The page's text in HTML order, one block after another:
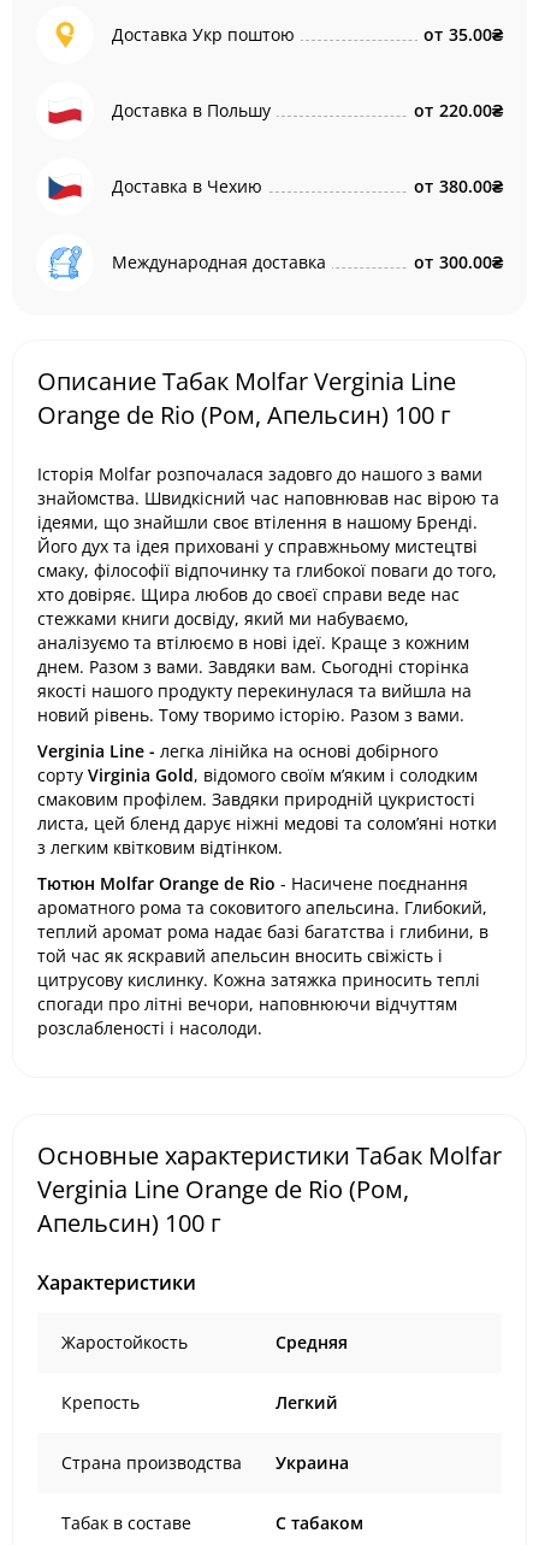
Доставка Укр поштою от 35.00₴
Доставка в Польшу от 220.00₴
Доставка в Чехию от 380.00₴
Международная доставка от 300.00₴
Описание Табак Molfar Verginia Line
Orange de Rio (Ром, Апельсин) 100 г
Історія Molfar розпочалася задовго до нашого з вами
знайомства. Швидкісний час наповнював нас вірою та
ідеями, що знайшли своє втілення в нашому Бренді.
Його дух та ідея приховані у справжньому мистецтві
смаку, філософії відпочинку та глибокої поваги до того,
хто довіряє. Щира любов до своєї справи веде нас
стежками книги досвіду, який ми набуваємо,
аналізуємо та втілюємо в нові ідеї. Краще з кожним
днем. Разом з вами. Завдяки вам. Сьогодні сторінка
якості нашого продукту перекинулася та вийшла на
новий рівень. Тому творимо історію. Разом з вами.
Verginia Line - легка лінійка на основі добірного
сорту Virginia Gold, відомого своїм м’яким і солодким
смаковим профілем. Завдяки природній цукристості
листа, цей бленд дарує ніжні медові та солом’яні нотки
з легким квітковим відтінком.
Тютюн Molfar Orange de Rio - Насичене поєднання
ароматного рома та соковитого апельсина. Глибокий,
теплий аромат рома надає базі багатства і глибини, в
той час як яскравий апельсин вносить свіжість і
цитрусову кислинку. Кожна затяжка приносить теплі
спогади про літні вечори, наповнюючи відчуттям
розслабленості і насолоди.
Основные характеристики Табак Molfar
Verginia Line Orange de Rio (Ром,
Апельсин) 100 г
Характеристики
Жаростойкость Средняя
Крепость Легкий
Страна производства Украина
Табак в составе C табаком